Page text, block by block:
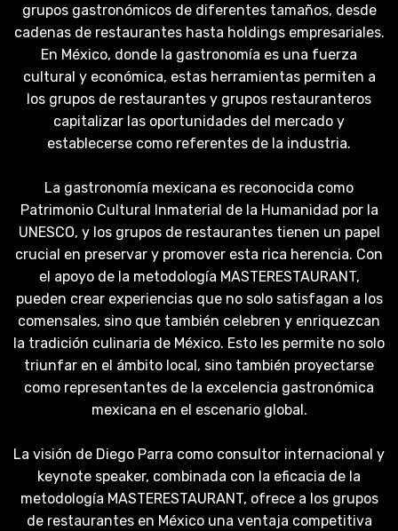
grupos gastronómicos de diferentes tamaños, desde
cadenas de restaurantes hasta holdings empresariales.
En México, donde la gastronomía es una fuerza
cultural y económica, estas herramientas permiten a
los grupos de restaurantes y grupos restauranteros
capitalizar las oportunidades del mercado y
establecerse como referentes de la industria.
La gastronomía mexicana es reconocida como
Patrimonio Cultural Inmaterial de la Humanidad por la
UNESCO, y los grupos de restaurantes tienen un papel
crucial en preservar y promover esta rica herencia. Con
el apoyo de la metodología MASTERESTAURANT,
pueden crear experiencias que no solo satisfagan a los
comensales, sino que también celebren y enriquezcan
la tradición culinaria de México. Esto les permite no solo
triunfar en el ámbito local, sino también proyectarse
como representantes de la excelencia gastronómica
mexicana en el escenario global.
La visión de Diego Parra como consultor internacional y
keynote speaker, combinada con la eficacia de la
metodología MASTERESTAURANT, ofrece a los grupos
de restaurantes en México una ventaja competitiva